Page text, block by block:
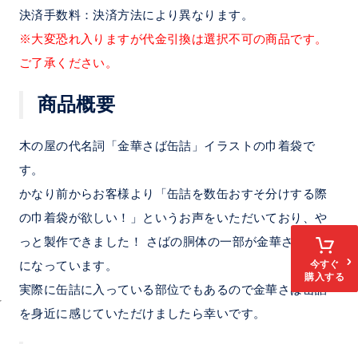
決済手数料：決済方法により異なります。
※大変恐れ入りますが代金引換は選択不可の商品です。
ご了承ください。
商品概要
木の屋の代名詞「金華さば缶詰」イラストの巾着袋で
す。
かなり前からお客様より「缶詰を数缶おすそ分けする際
の巾着袋が欲しい！」というお声をいただいており、や
っと製作できました！ さばの胴体の一部が金華さば缶詰
になっています。
実際に缶詰に入っている部位でもあるので金華さば缶詰
を身近に感じていただけましたら幸いです。
今すぐ
購入する